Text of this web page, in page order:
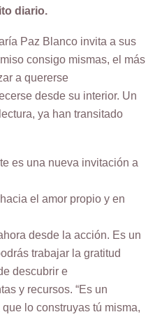
diario.
Paz Blanco invita a sus
consigo mismas, el más
a quererse
desde su interior. Un
ya han transitado
es una nueva invitación a
el amor propio y en
desde la acción. Es un
trabajar la gratitud
descubrir e
y recursos. “Es un
lo construyas tú misma,